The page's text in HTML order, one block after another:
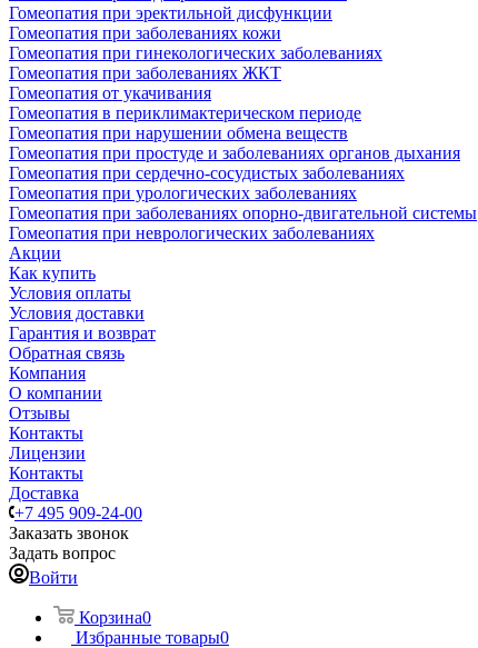
Гомеопатия при эректильной дисфункции
Гомеопатия при заболеваниях кожи
Гомеопатия при гинекологических заболеваниях
Гомеопатия при заболеваниях ЖКТ
Гомеопатия от укачивания
Гомеопатия в периклимактерическом периоде
Гомеопатия при нарушении обмена веществ
Гомеопатия при простуде и заболеваниях органов дыхания
Гомеопатия при сердечно-сосудистых заболеваниях
Гомеопатия при урологических заболеваниях
Гомеопатия при заболеваниях опорно-двигательной системы
Гомеопатия при неврологических заболеваниях
Акции
Как купить
Условия оплаты
Условия доставки
Гарантия и возврат
Обратная связь
Компания
О компании
Отзывы
Контакты
Лицензии
Контакты
Доставка
+7 495 909-24-00
Заказать звонок
Задать вопрос
Войти
Корзина0
Избранные товары0